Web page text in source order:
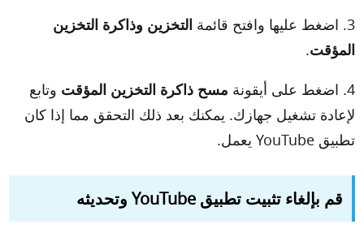
3. اضغط عليها وافتح قائمة
التخزين وذاكرة التخزين
المؤقت.
4. اضغط على أيقونة مسح ذاكرة التخزين المؤقت وتابع
لإعادة تشغيل جهازك. يمكنك بعد ذلك التحقق مما إذا كان
تطبيق YouTube يعمل.
قم بإلغاء تثبيت تطبيق YouTube وتحديثه